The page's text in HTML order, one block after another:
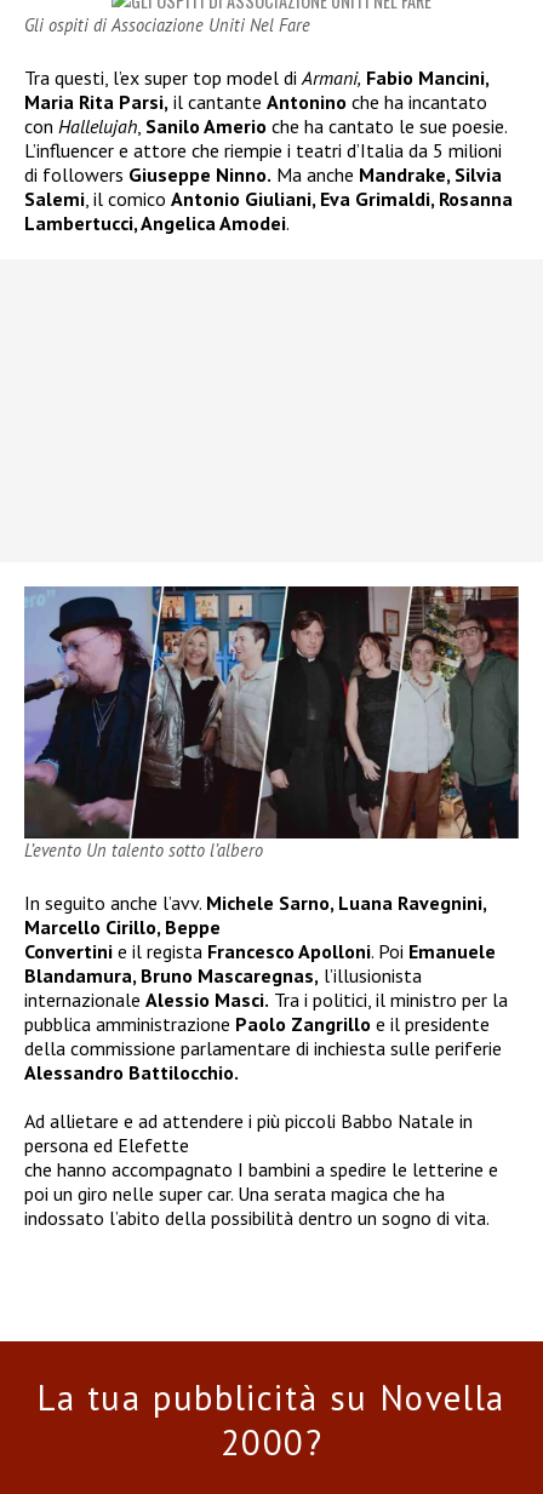
Gli ospiti di Associazione Uniti Nel Fare
Tra questi, l’ex super top model diArmani, Fabio Mancini,
Maria Rita Parsi, il cantante Antonino che ha incantato
con Hallelujah, Sanilo Amerio che ha cantato le sue poesie.
L’influencer e attore che riempie i teatri d’Italia da 5 milioni
di followers Giuseppe Ninno. Ma anche Mandrake, Silvia
Salemi, il comico Antonio Giuliani, Eva Grimaldi, Rosanna
Lambertucci, Angelica Amodei.
L’evento Un talento sotto l’albero
In seguito anche l’avv. Michele Sarno, Luana Ravegnini,
Marcello Cirillo, Beppe
Convertini e il regista Francesco Apolloni. Poi Emanuele
Blandamura, Bruno Mascaregnas, l’illusionista
internazionale Alessio Masci. Tra i politici, il ministro per la
pubblica amministrazione Paolo Zangrillo e il presidente
della commissione parlamentare di inchiesta sulle periferie
Alessandro Battilocchio.
Ad allietare e ad attendere i più piccoli Babbo Natale in
persona ed Elefette
che hanno accompagnato I bambini a spedire le letterine e
poi un giro nelle super car. Una serata magica che ha
indossato l’abito della possibilità dentro un sogno di vita.
La tua pubblicità su Novella
2000?